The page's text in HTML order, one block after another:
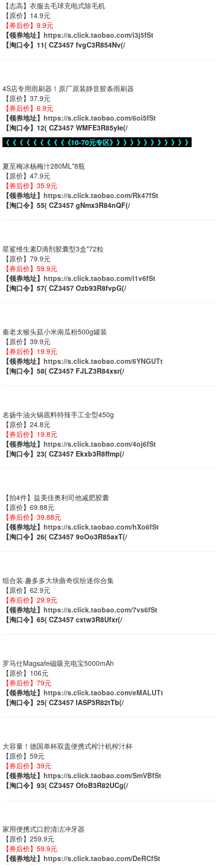
【志高】衣服去毛球充电式除毛机
【原价】14.9元
【券后价】9.9元
【领券地址】 https://s.click.taobao.com/i3j5fSt
【淘口令】11( CZ3457 fvgC3R854Nv(/
4S店专用雨刷器！原厂原装静音胶条雨刷器
【原价】37.9元
【券后价】6.9元
【领券地址】 https://s.click.taobao.com/6oi5fSt
【淘口令】12( CZ3457 WMFE3R85yIe(/
《《《《《《《《《《10-70元专区》》》》》》》》》》》》
夏至梅冰杨梅汁280ML*8瓶
【原价】47.9元
【券后价】35.9元
【领券地址】 https://s.click.taobao.com/Rk47fSt
【淘口令】55( CZ3457 gNmx3R84nQF(/
星鲨维生素D滴剂胶囊型3盒*72粒
【原价】79.9元
【券后价】59.9元
【领券地址】 https://s.click.taobao.com/i1v6fSt
【淘口令】57( CZ3457 Ozb93R8fvpG(/
秦老太猴头菇小米南瓜粉500g罐装
【原价】39.9元
【券后价】19.9元
【领券地址】 https://s.click.taobao.com/6YNGUTt
【淘口令】58( CZ3457 FJLZ3R84xsr(/
名扬牛油火锅底料特辣手工全型450g
【原价】24.8元
【券后价】19.8元
【领券地址】 https://s.click.taobao.com/4oj6fSt
【淘口令】23( CZ3457 Ekxb3R8ffmp(/
【拍4件】益美佳奥利司他减肥胶囊
【原价】69.88元
【券后价】39.88元
【领券地址】 https://s.click.taobao.com/hXo6fSt
【淘口令】26( CZ3457 9oOo3R85axT(/
组合装·趣多多大块曲奇缤纷迷你合集
【原价】62.9元
【券后价】29.9元
【领券地址】 https://s.click.taobao.com/7vs6fSt
【淘口令】65( CZ3457 cxtw3R8Ufxr(/
罗马仕Magsafe磁吸充电宝5000mAh
【原价】106元
【券后价】79元
【领券地址】 https://s.click.taobao.com/eMALUTt
【淘口令】25( CZ3457 IASP3R82tTb(/
大容量！德国单杯双盖便携式榨汁机榨汁杯
【原价】59元
【券后价】39元
【领券地址】 https://s.click.taobao.com/SmVBfSt
【淘口令】93( CZ3457 OfoB3R82UCg(/
家用便携式口腔清洁冲牙器
【原价】259.9元
【券后价】59.9元
【领券地址】 https://s.click.taobao.com/DeRCfSt